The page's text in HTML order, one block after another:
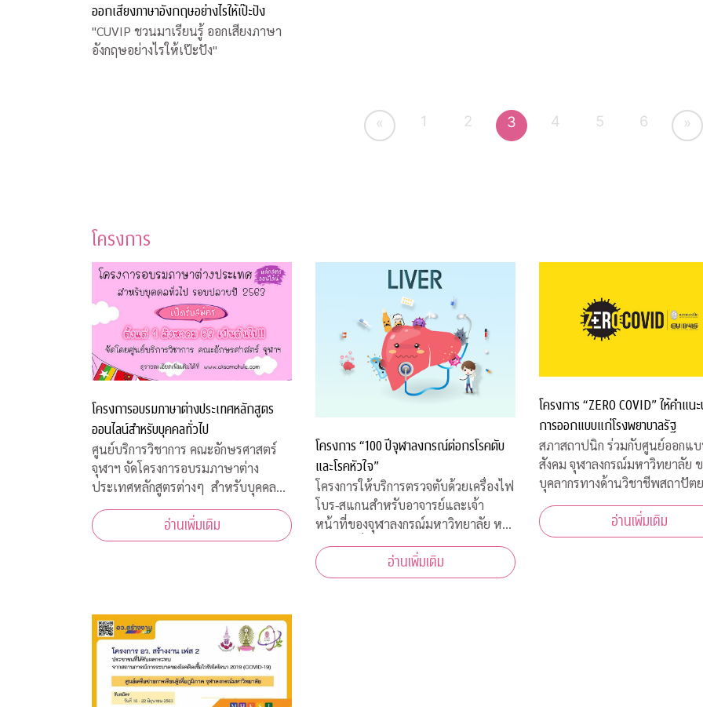
ออกเสียงภาษาอังกฤษอย่างไรให้เป๊ะปัง
"CUVIP ชวนมาเรียนรู้ ออกเสียงภาษา
อังกฤษอย่างไรให้เป๊ะปัง"
« 1 2 3 4 5 6 »
โครงการ
โครงการอบรมภาษาต่างประเทศหลักสูตร
ออนไลน์สำหรับบุคคลทั่วไป
ศูนย์บริการวิชาการ คณะอักษรศาสตร์
จุฬาฯ จัดโครงการอบรมภาษาต่าง
ประเทศหลักสูตรต่างๆ สำหรับบุคคล
ทั่วไป รอบปลายปี 2563 โดยจัดอบรม
หลักสูตรออนไลน์ เพื่อความปลอดภัย
ของผู้สอนและผู้เข้าร่วมการอบรมทุกคน
อ่านเพิ่มเติม
โครงการ “100 ปีจุฬาลงกรณ์ต่อกรโรคตับ
และโรคหัวใจ”
โครงการให้บริการตรวจตับด้วยเครื่องไฟ
โบร-สแกนสำหรับอาจารย์และเจ้า
หน้าที่ของจุฬาลงกรณ์มหาวิทยาลัย หรือ
เจ้าหน้าที่โรงพยาบาลจุฬาลงกรณ์
สภากาชาดไทย ระหว่างวันที่ 16-18
มีนาคม 2563 เวลา 08.00-15.00 ณ
อ่านเพิ่มเติม
โครงการ “ZERO COVID” ให้คำแน
การออกแบบแก่โรงพยาบาลรัฐ
สภาสถาปนิก ร่วมกับศูนย์ออกแ
สังคม จุฬาลงกรณ์มหาวิทยาลัย
บุคลากรทางด้านวิชาชีพสถาปัต
และการออกแบบในสาขาต่างๆ
โครงการ “ZERO COVID” เพื่อ
ช่วยเหลือด้านการออกแบบแก่โร
อ่านเพิ่มเติม